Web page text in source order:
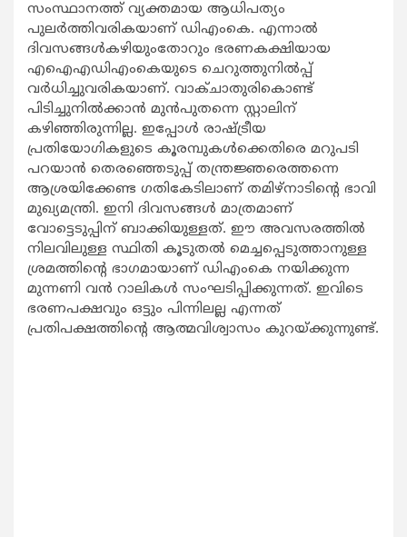
സംസ്ഥാനത്ത് വ്യക്തമായ ആധിപത്യം
പുലര്‍ത്തിവരികയാണ് ഡിഎംകെ. എന്നാല്‍
ദിവസങ്ങള്‍കഴിയുംതോറും ഭരണകക്ഷിയായ
എഐഎഡിഎംകെയുടെ ചെറുത്തുനില്‍പ്പ്
വര്‍ധിച്ചുവരികയാണ്. വാക്ചാതുരികൊണ്ട്
പിടിച്ചുനില്‍ക്കാന്‍ മുന്‍പുതന്നെ സ്റ്റാലിന്
കഴിഞ്ഞിരുന്നില്ല. ഇപ്പോള്‍ രാഷ്ട്രീയ
പ്രതിയോഗികളുടെ കൂരമ്പുകള്‍ക്കെതിരെ മറുപടി
പറയാന്‍ തെരഞ്ഞെടുപ്പ് തന്ത്രജ്ഞരെത്തന്നെ
ആശ്രയിക്കേണ്ട ഗതികേടിലാണ് തമിഴ്നാടിന്‍റെ ഭാവി
മുഖ്യമന്ത്രി. ഇനി ദിവസങ്ങള്‍ മാത്രമാണ്
വോട്ടെടുപ്പിന് ബാക്കിയുള്ളത്. ഈ അവസരത്തില്‍
നിലവിലുള്ള സ്ഥിതി കൂടുതല്‍ മെച്ചപ്പെടുത്താനുള്ള
ശ്രമത്തിന്‍റെ ഭാഗമായാണ് ഡിഎംകെ നയിക്കുന്ന
മുന്നണി വന്‍ റാലികള്‍ സംഘടിപ്പിക്കുന്നത്. ഇവിടെ
ഭരണപക്ഷവും ഒട്ടും പിന്നിലല്ല എന്നത്
പ്രതിപക്ഷത്തിന്‍റെ ആത്മവിശ്വാസം കുറയ്ക്കുന്നുണ്ട്.